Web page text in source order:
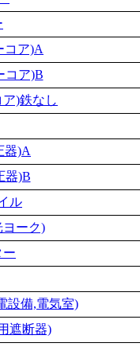
コア)A
コア)B
)鉄なし
器)A
器)B
ル
ヨーク)
ー
設備,電気室)
遮断器)